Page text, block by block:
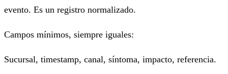
evento. Es un registro normalizado.
Campos mínimos, siempre iguales:
Sucursal, timestamp, canal, síntoma, impacto, referencia.